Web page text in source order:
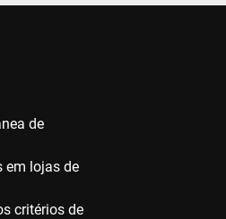
de
em lojas de
critérios de